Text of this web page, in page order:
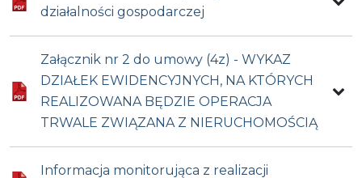
działalności gospodarczej
Załącznik nr 2 do umowy (4z) - WYKAZ
DZIAŁEK EWIDENCYJNYCH, NA KTÓRYCH
REALIZOWANA BĘDZIE OPERACJA
TRWALE ZWIĄZANA Z NIERUCHOMOŚCIĄ
Informacja monitorująca z realizacji